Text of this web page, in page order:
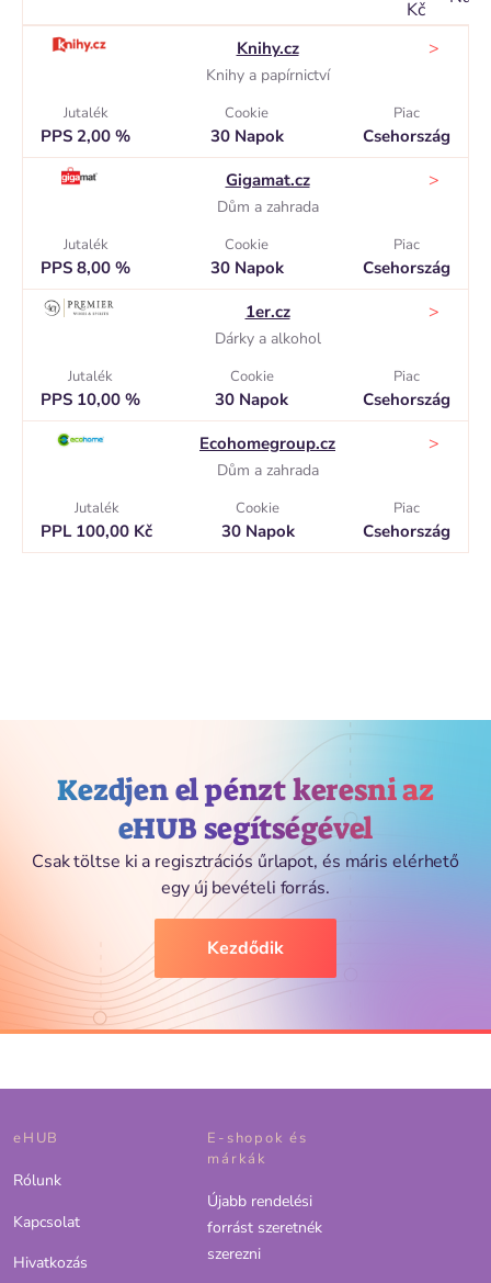
Kč
Knihy.cz
Knihy a papírnictví
>
Jutalék
PPS 2,00 %
Cookie
30 Napok
Piac
Csehország
Gigamat.cz
Dům a zahrada
>
Jutalék
PPS 8,00 %
Cookie
30 Napok
Piac
Csehország
1er.cz
Dárky a alkohol
>
Jutalék
PPS 10,00 %
Cookie
30 Napok
Piac
Csehország
Ecohomegroup.cz
Dům a zahrada
>
Jutalék
PPL 100,00 Kč
Cookie
30 Napok
Piac
Csehország
Kezdjen el pénzt keresni az
eHUB segítségével
Csak töltse ki a regisztrációs űrlapot, és máris elérhető
egy új bevételi forrás.
Kezdődik
eHUB
Rólunk
Kapcsolat
Hivatkozás
E-shopok és
márkák
Újabb rendelési
forrást szeretnék
szerezni